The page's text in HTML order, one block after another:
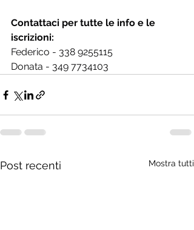
Contattaci per tutte le info e le
iscrizioni:
Federico - 338 9255115
Donata - 349 7734103
Post recenti Mostra tutti